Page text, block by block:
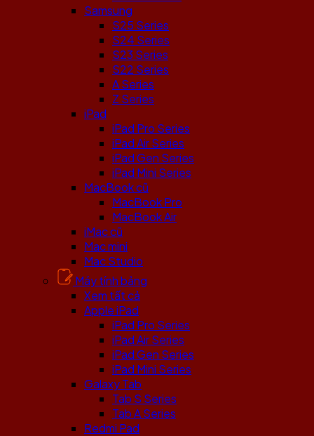
Samsung
S25 Series
S24 Series
S23 Series
S22 Series
A Series
Z Series
iPad
iPad Pro Series
iPad Air Series
iPad Gen Series
iPad Mini Series
MacBook cũ
MacBook Pro
MacBook Air
iMac cũ
Mac mini
Mac Studio
Máy tính bảng
Xem tất cả
Apple iPad
iPad Pro Series
iPad Air Series
iPad Gen Series
iPad Mini Series
Galaxy Tab
Tab S Series
Tab A Series
Redmi Pad